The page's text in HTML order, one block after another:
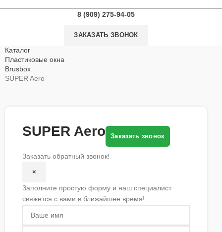
8 (909) 275-94-05
ЗАКАЗАТЬ ЗВОНОК
Каталог
Пластиковые окна
Brusbox
SUPER Aero
SUPER Aero Заказать звонок
Заказать обратный звонок!
×
Заполните простую форму и наш специалист
свяжется с вами в ближайшее время!